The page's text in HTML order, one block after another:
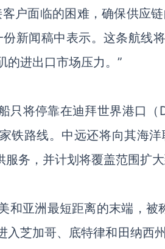
户面临的困难，确保供应
份新闻稿中表示。这条航线
的进出口市场压力。”
只将停靠在迪拜世界港口（
铁路线。中远还将向其海
服务，并计划将覆盖范围扩
和亚洲最短距离的末端 ，
入芝加哥、底特律和田纳西